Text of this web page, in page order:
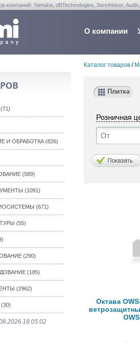
компаний: Yamaha, dBTechnologies, Sennheiser,
О компании
И ОБРАБОТКА (826)
(589)
(1091)
(671)
(55)
(290)
(185)
(2962)
18:05:02
Каталог товаров/
Плитка
Розничная
Октава